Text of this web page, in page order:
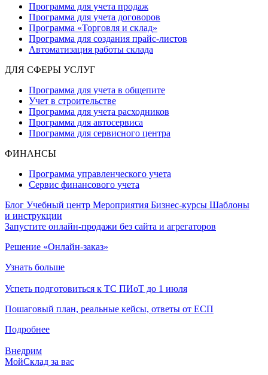
Программа для учета продаж
Программа для учета договоров
Программа «Торговля и склад»
Программа для создания прайс‑листов
Автоматизация работы склада
ДЛЯ СФЕРЫ УСЛУГ
Программа для учета в общепите
Учет в строительстве
Программа для учета расходников
Программа для автосервиса
Программа для сервисного центра
ФИНАНСЫ
Программа управленческого учета
Сервис финансового учета
Блог Учебный центр Мероприятия Бизнес-курсы Шаблоны
и инструкции
Запустите онлайн-продажи без сайта и агрегаторов
Решение «Онлайн-заказ»
Узнать больше
Успеть подготовиться к ТС ПИоТ до 1 июля
Пошаговый план, реальные кейсы, ответы от ЕСП
Подробнее
Внедрим
МойСклад за вас